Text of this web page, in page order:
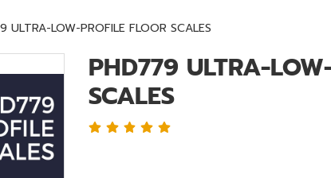
ULTRA-LOW-PROFILE FLOOR SCALES
PHD779 ULTRA-
SCALES